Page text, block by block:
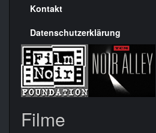
Kontakt
Datenschutzerklärung
Filme